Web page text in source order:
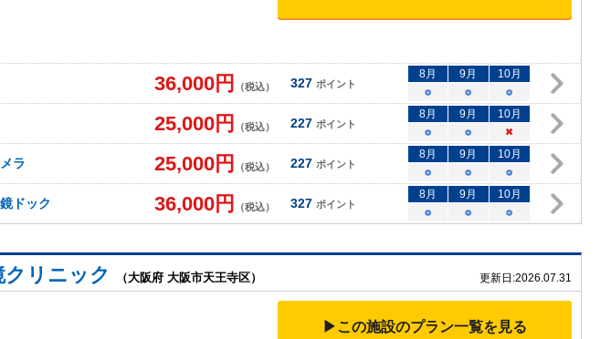
36,000円 （税込） 327 ポイント
8月 9月 10月
○
○ ○
25,000円 （税込） 227 ポイント
8月 9月 10月
○
○ ×
ラ 25,000円 （税込） 227 ポイント
8月 9月 10月
○
○ ○
ドック 36,000円 （税込） 327 ポイント
8月 9月 10月
○
○ ○
リニック （大阪府 大阪市天王寺区） 更新日:2026.07.31
▶この施設のプラン一覧を見る